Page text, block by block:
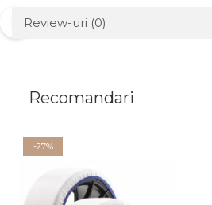
Review-uri (0)
Recomandari
-27%